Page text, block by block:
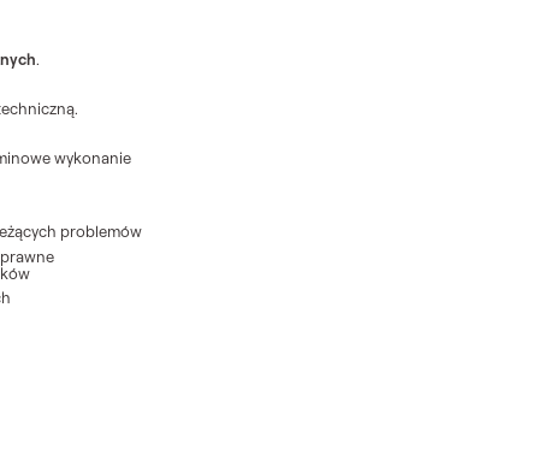
.
wykonanie
problemów